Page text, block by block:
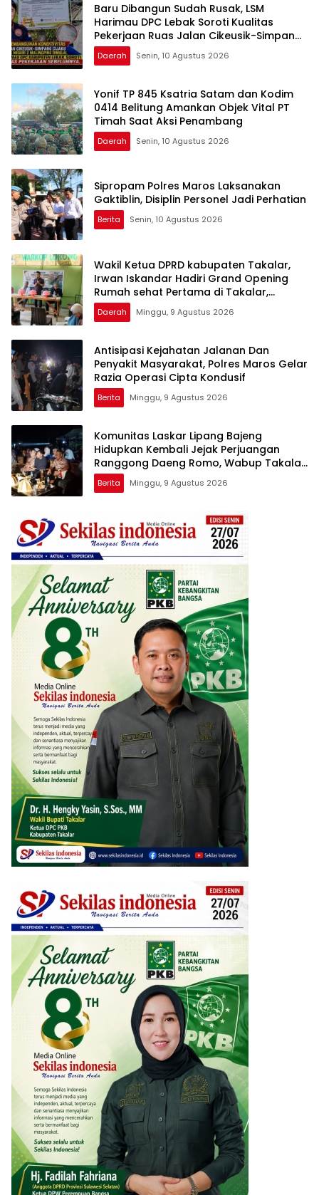
Baru Dibangun Sudah Rusak, LSM
Harimau DPC Lebak Soroti Kualitas
Pekerjaan Ruas Jalan Cikeusik-Simpang
Cijaku
Daerah Senin, 10 Agustus 2026
Yonif TP 845 Ksatria Satam dan Kodim
0414 Belitung Amankan Objek Vital PT
Timah Saat Aksi Penambang
Daerah Senin, 10 Agustus 2026
Sipropam Polres Maros Laksanakan
Gaktiblin, Disiplin Personel Jadi Perhatian
Berita Senin, 10 Agustus 2026
Wakil Ketua DPRD kabupaten Takalar,
Irwan Iskandar Hadiri Grand Opening
Rumah sehat Pertama di Takalar,
Melayani Terapis Gratis untuk Pasien
Dhuafa dan umum.
Daerah Minggu, 9 Agustus 2026
Antisipasi Kejahatan Jalanan Dan
Penyakit Masyarakat, Polres Maros Gelar
Razia Operasi Cipta Kondusif
Berita Minggu, 9 Agustus 2026
Komunitas Laskar Lipang Bajeng
Hidupkan Kembali Jejak Perjuangan
Ranggong Daeng Romo, Wabup Takalar:
Apresiasi Bahwa Sejarah Adalah
Warisan yang Tak Ternilai”.
Berita Minggu, 9 Agustus 2026